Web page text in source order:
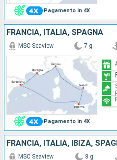
Pagamento in 4X
FRANCIA, ITALIA, SPAGNA
Pagamento in 4X
MSC Seaview 7 g
FRANCIA, ITALIA, IBIZA,
MSC Seaview 8 g